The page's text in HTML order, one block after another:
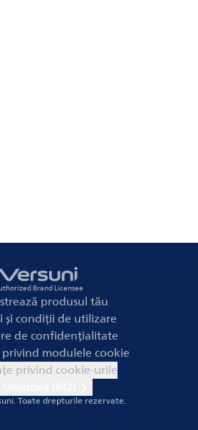
Brand Licensee
produsul tău
și condiții de utilizare
de confidențialitate
modulele cookie
privind cookie-urile
Toate drepturile rezervate.